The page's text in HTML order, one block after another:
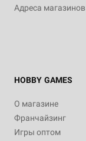
Адреса магазинов
HOBBY GAMES
О магазине
Франчайзинг
Игры оптом